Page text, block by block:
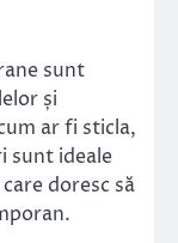
sunt
și
ar fi sticla,
sunt ideale
doresc să